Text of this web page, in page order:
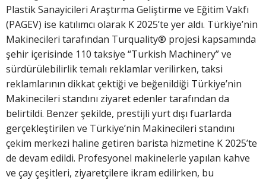
Plastik Sanayicileri Araştırma Geliştirme ve Eğitim Vakfı
(PAGEV) ise katılımcı olarak K 2025’te yer aldı. Türkiye’nin
Makinecileri tarafından Turquality® projesi kapsamında
şehir içerisinde 110 taksiye “Turkish Machinery” ve
sürdürülebilirlik temalı reklamlar verilirken, taksi
reklamlarının dikkat çektiği ve beğenildiği Türkiye’nin
Makinecileri standını ziyaret edenler tarafından da
belirtildi. Benzer şekilde, prestijli yurt dışı fuarlarda
gerçekleştirilen ve Türkiye’nin Makinecileri standını
çekim merkezi haline getiren barista hizmetine K 2025’te
de devam edildi. Profesyonel makinelerle yapılan kahve
ve çay çeşitleri, ziyaretçilere ikram edilirken, bu